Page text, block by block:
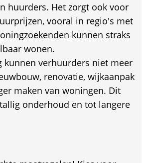
huurders. Het zorgt ook voor
vooral in regio's met
kunnen straks
wonen.
kunnen verhuurders niet meer
renovatie, wijkaanpak
maken van woningen. Dit
onderhoud en tot langere